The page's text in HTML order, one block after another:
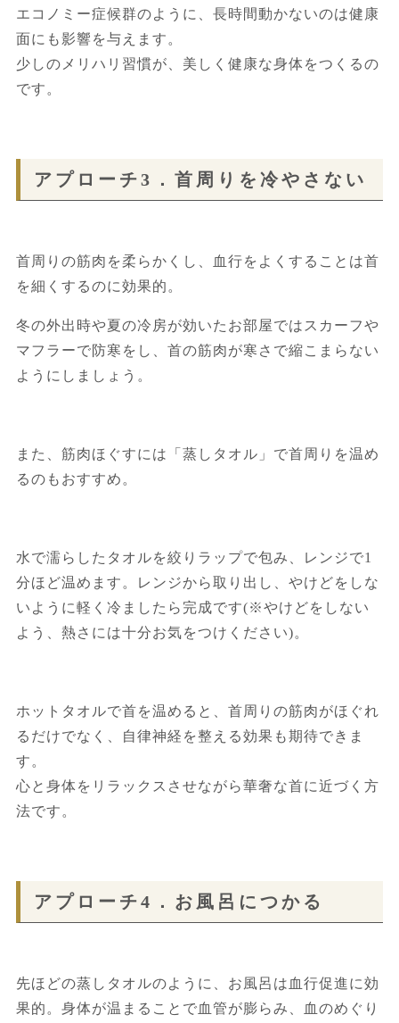
エコノミー症候群のように、長時間動かないのは健康
面にも影響を与えます。
少しのメリハリ習慣が、美しく健康な身体をつくるの
です。
アプローチ3．首周りを冷やさない
首周りの筋肉を柔らかくし、血行をよくすることは首
を細くするのに効果的。
冬の外出時や夏の冷房が効いたお部屋ではスカーフや
マフラーで防寒をし、首の筋肉が寒さで縮こまらない
ようにしましょう。
また、筋肉ほぐすには「蒸しタオル」で首周りを温め
るのもおすすめ。
水で濡らしたタオルを絞りラップで包み、レンジで1
分ほど温めます。レンジから取り出し、やけどをしな
いように軽く冷ましたら完成です(※やけどをしない
よう、熱さには十分お気をつけください)。
ホットタオルで首を温めると、首周りの筋肉がほぐれ
るだけでなく、自律神経を整える効果も期待できま
す。
心と身体をリラックスさせながら華奢な首に近づく方
法です。
アプローチ4．お風呂につかる
先ほどの蒸しタオルのように、お風呂は血行促進に効
果的。身体が温まることで血管が膨らみ、血のめぐり